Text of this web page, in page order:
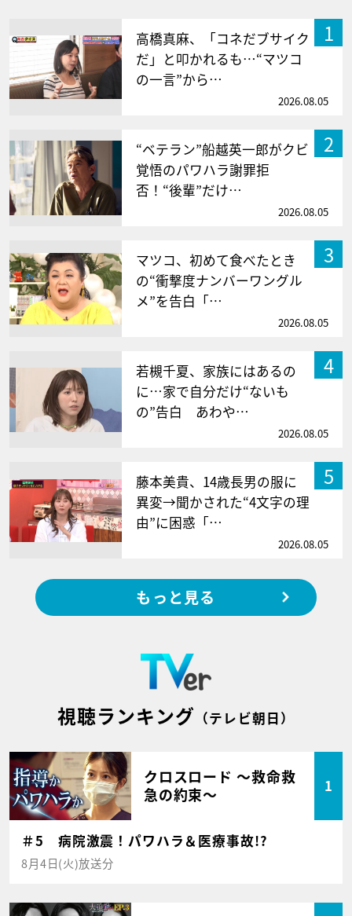
1
高橋真麻、「コネだブサイク
だ」と叩かれるも…“マツコ
の一言”から…
2026.08.05
2
“ベテラン”船越英一郎がクビ
覚悟のパワハラ謝罪拒
否！“後輩”だけ…
2026.08.05
3
マツコ、初めて食べたとき
の“衝撃度ナンバーワングル
メ”を告白「…
2026.08.05
4
若槻千夏、家族にはあるの
に…家で自分だけ“ないも
の”告白 あわや…
2026.08.05
5
藤本美貴、14歳長男の服に
異変→聞かされた“4文字の理
由”に困惑「…
2026.08.05
もっと見る
視聴ランキング （テレビ朝日）
クロスロード ～救命救
急の約束～
1
＃5 病院激震！パワハラ＆医療事故!?
8月4日(火)放送分